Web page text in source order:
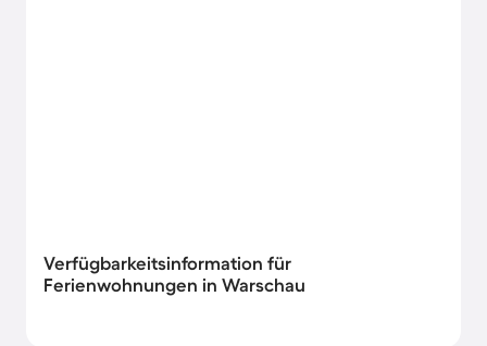
Verfügbarkeitsinformation für
Ferienwohnungen in Warschau